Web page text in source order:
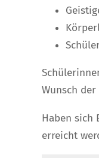
Wunsch
Haben sich
erreicht